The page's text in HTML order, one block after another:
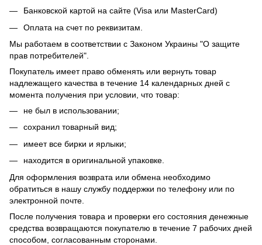
Банковской картой на сайте (Visa или MasterCard)
Оплата на счет по реквизитам.
Мы работаем в соответствии с Законом Украины "О защите
прав потребителей".
Покупатель имеет право обменять или вернуть товар
надлежащего качества в течение 14 календарных дней с
момента получения при условии, что товар:
не был в использовании;
сохранил товарный вид;
имеет все бирки и ярлыки;
находится в оригинальной упаковке.
Для оформления возврата или обмена необходимо
обратиться в нашу службу поддержки по телефону или по
электронной почте.
После получения товара и проверки его состояния денежные
средства возвращаются покупателю в течение 7 рабочих дней
способом, согласованным сторонами.